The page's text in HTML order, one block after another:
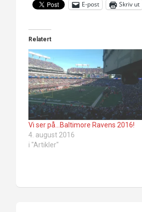
E-post Skriv ut
Relatert
Vi ser på…Baltimore Ravens 2016!
4. august 2016
i "Artikler"